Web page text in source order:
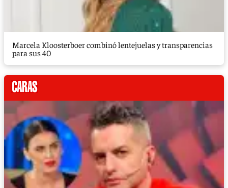
Marcela Kloosterboer combinó lentejuelas y transparencias
para sus 40